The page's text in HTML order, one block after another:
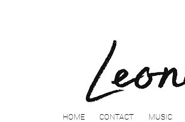
HOME CONTACT MUSIC